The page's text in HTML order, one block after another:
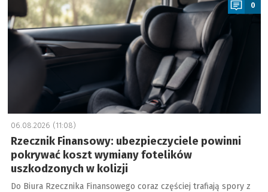
0
06.08.2026 (11:08)
Rzecznik Finansowy: ubezpieczyciele powinni
pokrywać koszt wymiany fotelików
uszkodzonych w kolizji
Do Biura Rzecznika Finansowego coraz częściej trafiają spory z